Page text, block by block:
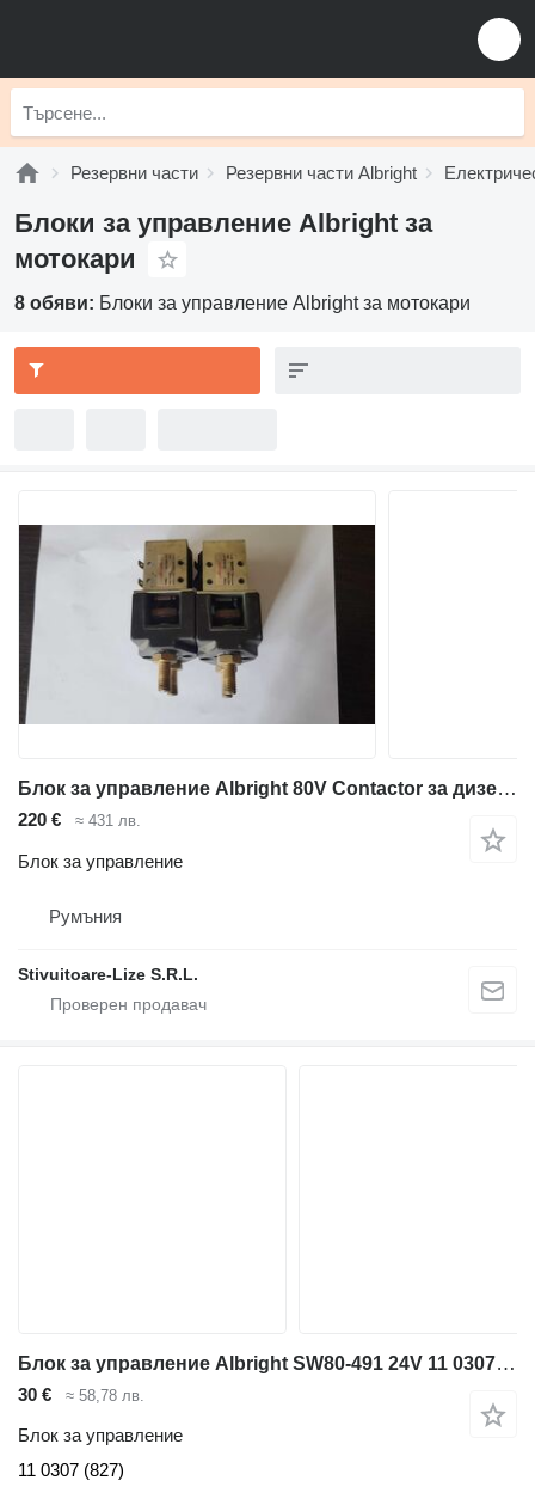
Резервни части Резервни части Albright
Блоки за управление Albright за
мотокари
8 обяви: Блоки за управление Albright за мотокари
Блок за управление Albright 80V Contactor за дизелов мотокар
220 € ≈ 431 лв.
Блок за управление
Румъния
Stivuitoare-Lize S.R.L.
Блок за управление Albright SW80-491 24V 11 0307 (827) за мотокар
30 € ≈ 58,78 лв.
Блок за управление
11 0307 (827)